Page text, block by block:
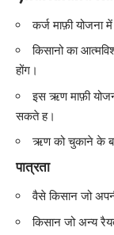
कर्ज माफ़ी योजना
किसानो का
होंग।
इस ऋण माफ़ी
सकते ह।
ऋण को चुकाने के
पात्रता
वैसे किसान जो
किसान जो अन्य